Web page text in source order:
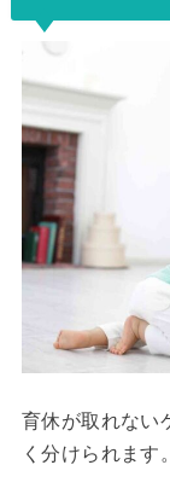
育休が取れない
く分けられます。